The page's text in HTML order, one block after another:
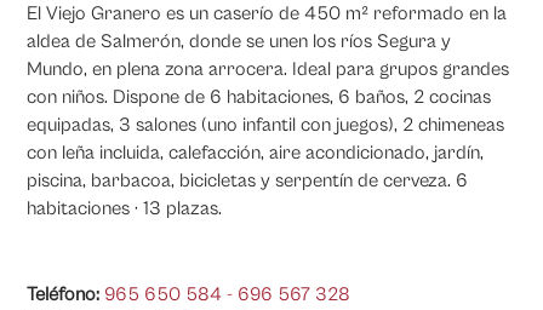
El Viejo Granero es un caserío de 450 m² reformado en la
aldea de Salmerón, donde se unen los ríos Segura y
Mundo, en plena zona arrocera. Ideal para grupos grandes
con niños. Dispone de 6 habitaciones, 6 baños, 2 cocinas
equipadas, 3 salones (uno infantil con juegos), 2 chimeneas
con leña incluida, calefacción, aire acondicionado, jardín,
piscina, barbacoa, bicicletas y serpentín de cerveza. 6
habitaciones · 13 plazas.
Teléfono: 965 650 584 - 696 567 328